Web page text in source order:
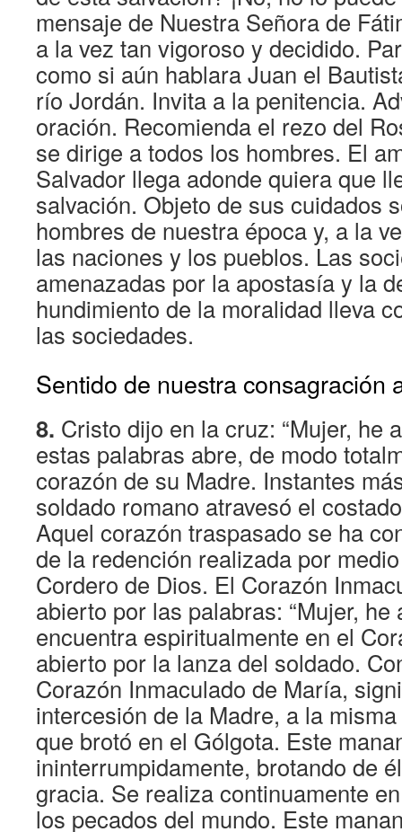
mensaje de Nuestra Señora de
a la vez tan vigoroso y decidido.
como si aún hablara Juan el
río Jordán. Invita a la penitencia.
oración. Recomienda el rezo del
se dirige a todos los hombres. El
Salvador llega adonde quiera que
salvación. Objeto de sus cuidados
hombres de nuestra época y, a la
las naciones y los pueblos. Las
amenazadas por la apostasía y la
hundimiento de la moralidad lleva
las sociedades.
Sentido de nuestra consagración
8. Cristo dijo en la cruz: “Mujer, he
estas palabras abre, de modo
corazón de su Madre. Instantes
soldado romano atravesó el
Aquel corazón traspasado se ha
de la redención realizada por
Cordero de Dios. El Corazón
abierto por las palabras: “Mujer, he
encuentra espiritualmente en el
abierto por la lanza del soldado.
Corazón Inmaculado de María,
intercesión de la Madre, a la
que brotó en el Gólgota. Este
ininterrumpidamente, brotando de
gracia. Se realiza continuamente
los pecados del mundo. Este